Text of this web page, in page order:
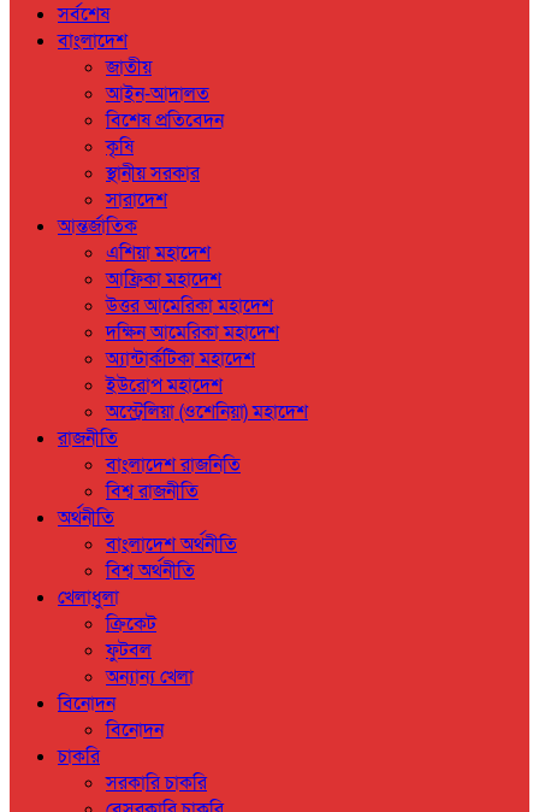
সর্বশেষ
বাংলাদেশ
জাতীয়
আইন-আদালত
বিশেষ প্রতিবেদন
কৃষি
স্থানীয় সরকার
সারাদেশ
আন্তর্জাতিক
এশিয়া মহাদেশ
আফ্রিকা মহাদেশ
উত্তর আমেরিকা মহাদেশ
দক্ষিন আমেরিকা মহাদেশ
অ্যান্টার্কটিকা মহাদেশ
ইউরোপ মহাদেশ
অস্ট্রেলিয়া (ওশেনিয়া) মহাদেশ
রাজনীতি
বাংলাদেশ রাজনিতি
বিশ্ব রাজনীতি
অর্থনীতি
বাংলাদেশ অর্থনীতি
বিশ্ব অর্থনীতি
খেলাধুলা
ক্রিকেট
ফুটবল
অন্যান্য খেলা
বিনোদন
বিনোদন
চাকরি
সরকারি চাকরি